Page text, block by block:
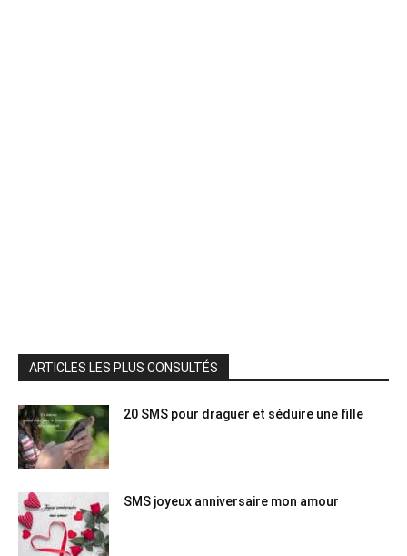
ARTICLES LES PLUS CONSULTÉS
20 SMS pour draguer et séduire une fille
SMS joyeux anniversaire mon amour